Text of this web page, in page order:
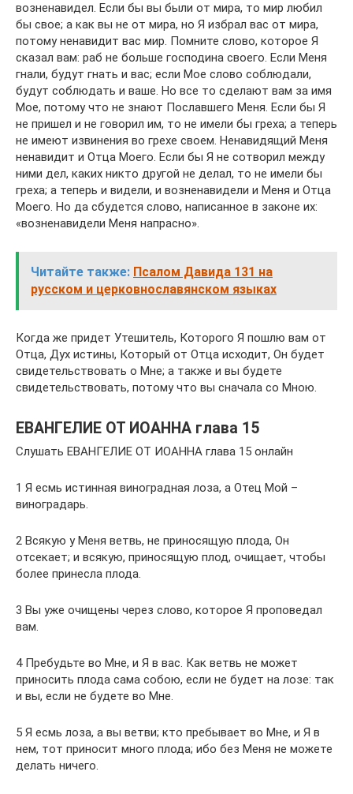
возненавидел. Если бы вы были от мира, то мир любил
бы свое; а как вы не от мира, но Я избрал вас от мира,
потому ненавидит вас мир. Помните слово, которое Я
сказал вам: раб не больше господина своего. Если Меня
гнали, будут гнать и вас; если Мое слово соблюдали,
будут соблюдать и ваше. Но все то сделают вам за имя
Мое, потому что не знают Пославшего Меня. Если бы Я
не пришел и не говорил им, то не имели бы греха; а теперь
не имеют извинения во грехе своем. Ненавидящий Меня
ненавидит и Отца Моего. Если бы Я не сотворил между
ними дел, каких никто другой не делал, то не имели бы
греха; а теперь и видели, и возненавидели и Меня и Отца
Моего. Но да сбудется слово, написанное в законе их:
«возненавидели Меня напрасно».
Читайте также: Псалом Давида 131 на
русском и церковнославянском языках
Когда же придет Утешитель, Которого Я пошлю вам от
Отца, Дух истины, Который от Отца исходит, Он будет
свидетельствовать о Мне; а также и вы будете
свидетельствовать, потому что вы сначала со Мною.
ЕВАНГЕЛИЕ ОТ ИОАННА глава 15
Слушать ЕВАНГЕЛИЕ ОТ ИОАННА глава 15 онлайн
1 Я есмь истинная виноградная лоза, а Отец Мой –
виноградарь.
2 Всякую у Меня ветвь, не приносящую плода, Он
отсекает; и всякую, приносящую плод, очищает, чтобы
более принесла плода.
3 Вы уже очищены через слово, которое Я проповедал
вам.
4 Пребудьте во Мне, и Я в вас. Как ветвь не может
приносить плода сама собою, если не будет на лозе: так
и вы, если не будете во Мне.
5 Я есмь лоза, а вы ветви; кто пребывает во Мне, и Я в
нем, тот приносит много плода; ибо без Меня не можете
делать ничего.